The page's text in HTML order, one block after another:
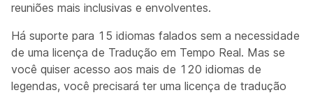
reuniões mais inclusivas e envolventes.
Há suporte para 15 idiomas falados sem a necessidade
de uma licença de Tradução em Tempo Real. Mas se
você quiser acesso aos mais de 120 idiomas de
legendas, você precisará ter uma licença de tradução